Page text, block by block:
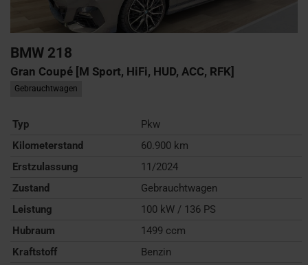
BMW 218
Gran Coupé [M Sport, HiFi, HUD, ACC, RFK]
Gebrauchtwagen
Typ
Pkw
Kilometerstand
60.900 km
Erstzulassung
11/2024
Zustand
Gebrauchtwagen
Leistung
100 kW / 136 PS
Hubraum
1499 ccm
Kraftstoff
Benzin